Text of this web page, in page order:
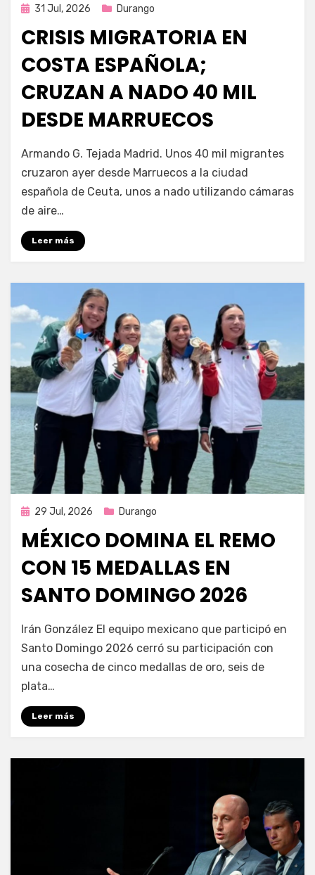
Publicada
31 Jul, 2026 Durango
CRISIS MIGRATORIA EN
COSTA ESPAÑOLA;
CRUZAN A NADO 40 MIL
DESDE MARRUECOS
Fernando Miranda Servín
Armando G. Tejada Madrid. Unos 40 mil migrantes
cruzaron ayer desde Marruecos a la ciudad
española de Ceuta, unos a nado utilizando cámaras
de aire…
Leer más
Publicada
29 Jul, 2026 Durango
MÉXICO DOMINA EL REMO
CON 15 MEDALLAS EN
SANTO DOMINGO 2026
por Fernando Miranda Servín
Irán González El equipo mexicano que participó en
Santo Domingo 2026 cerró su participación con
una cosecha de cinco medallas de oro, seis de
plata…
Leer más